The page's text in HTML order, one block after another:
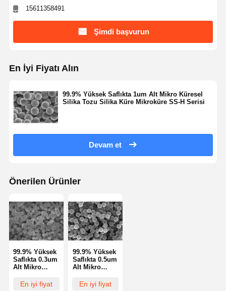
Ürünler Hakkımızda
Kalite Kontrol Bize Ulaşın Teklif Isteği
Monodispers Silika Mikroküreler
İçi Boş Silika Mikroküreler
Silika Nanosferleri
Silika Mikroküreler Kozmetik
Erimiş Silika Tozu
Nano Silika Tozu
küresel alümina tozu
15611358491
Şimdi başvurun
En İyi Fiyatı Alın
99.9% Yüksek Saflıkta 1um Alt Mikro Küresel
Silika Tozu Silika Küre Mikroküre SS-H Serisi
Devam et
Önerilen Ürünler
99.9% Yüksek
Saflıkta 0.3um
Alt Mikro
Tozu, Silika
En iyi fiyat
99.9% Yüksek
Saflıkta 0.5um
Alt Mikro
Tozu Silika
En iyi fiyat